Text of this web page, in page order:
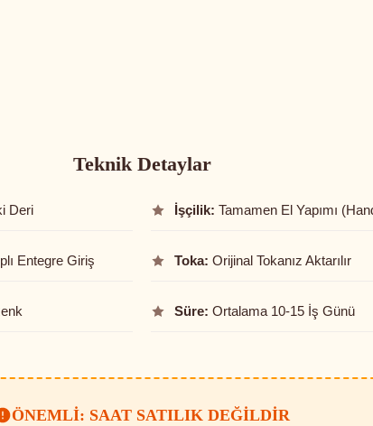
Teknik Detaylar
Deri İşçilik: Tamamen El Yapımı
Entegre Giriş Toka: Orijinal Tokanız Aktarılır
Süre: Ortalama 10-15 İş Günü
ÖNEMLI: SAAT SATILIK DEĞILDIR